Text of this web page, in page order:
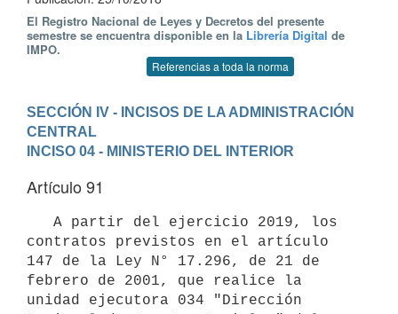
El Registro Nacional de Leyes y Decretos del presente
semestre se encuentra disponible en la Librería Digital de
IMPO.
Referencias a toda la norma
SECCIÓN IV - INCISOS DE LA ADMINISTRACIÓN
CENTRAL
INCISO 04 - MINISTERIO DEL INTERIOR
Artículo 91
contratos previstos en el artículo
147 de la Ley N° 17.296, de 21 de
febrero de 2001, que realice la
unidad ejecutora 034 "Dirección